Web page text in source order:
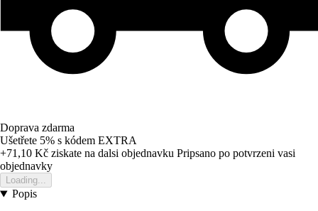
Doprava zdarma
Ušetřete 5% s kódem EXTRA
+71,10 Kč ziskate na dalsi objednavku Pripsano po potvrzeni vasi
objednavky
Loading...
Popis